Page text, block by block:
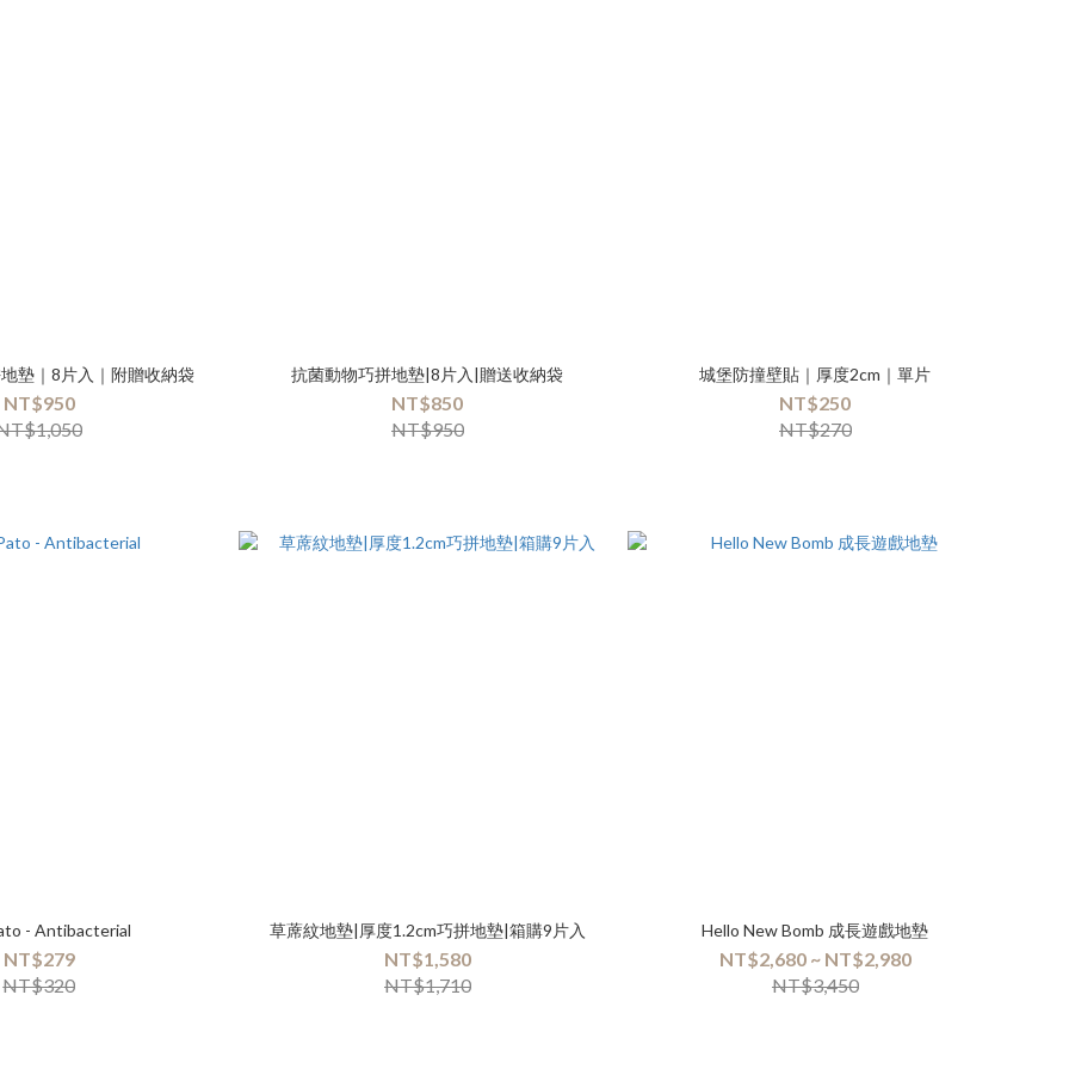
墊｜8片入｜附贈收納袋
NT$950
抗菌動物巧拼地墊|8片入|贈送收納袋
NT$850
NT$950
城堡防撞壁貼｜厚度2cm｜單片
NT$250
NT$270
- Antibacterial
NT$279
NT$320
草蓆紋地墊|厚度1.2cm巧拼地墊|箱購9片入
NT$1,580
NT$1,710
Hello New Bomb 成長遊戲地墊
NT$2,680 ~ NT$2,980
NT$3,450